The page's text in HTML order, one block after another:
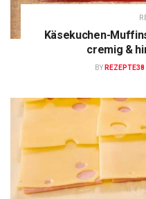
Käsekuchen-
cremig &
BY REZEPTE38